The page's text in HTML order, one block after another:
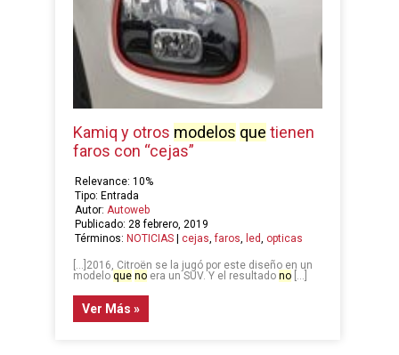
Kamiq y otros modelos que tienen
faros con “cejas”
Relevance: 10%
Tipo: Entrada
Autor:Autoweb
Publicado: 28 febrero, 2019
Términos: NOTICIAS |cejas,faros, led, opticas
[…]2016, Citroën se la jugó por este diseño en un
modeloque no era un SUV. Y el resultadono […]
Ver Más »